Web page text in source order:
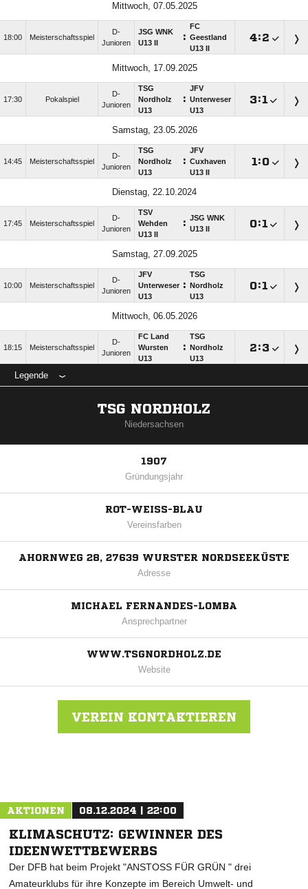
Mittwoch, 07.05.2025
18:00 Meisterschaftsspiel
D-
Junioren
JSG WNK
U13 II
:
FC
Geestland
U13 II
:
Mittwoch, 17.09.2025
17:30 Pokalspiel
D-
Junioren
TSG
Nordholz
U13
:
JFV
Unterweser
U13
:
Samstag, 23.05.2026
14:45 Meisterschaftsspiel
D-
Junioren
TSG
Nordholz
U13
:
JFV
Cuxhaven
U13 II
:
Dienstag, 22.10.2024
17:45 Meisterschaftsspiel
D-
Junioren
TSV
Wehden
U13 II
: JSG WNK
U13 II
:
Samstag, 27.09.2025
10:00 Meisterschaftsspiel
D-
Junioren
JFV
Unterweser
U13
:
TSG
Nordholz
U13
:
Mittwoch, 06.05.2026
18:15 Meisterschaftsspiel
D-
Junioren
FC Land
Wursten
U13
:
TSG
Nordholz
U13
:
Legende
TSG NORDHOLZ
Niedersachsen
1907
Gründungsjahr
ROT-WEISS-BLAU
Vereinsfarben
AHORNWEG 28, 27639 WURSTER NORDSEEKÜSTE
Adresse
MICHAEL FERNANDES-LOMBA
Ansprechpartner
WWW.TSGNORDHOLZ.DE
Website
VEREIN KONTAKTIEREN
AKTIONEN 08.12.2024 | 22:00
KLIMASCHUTZ: GEWINNER DES
IDEENWETTBEWERBS
Der DFB hat beim Projekt "ANSTOSS FÜR GRÜN " drei
Amateurklubs für ihre Konzepte im Bereich Umwelt- und